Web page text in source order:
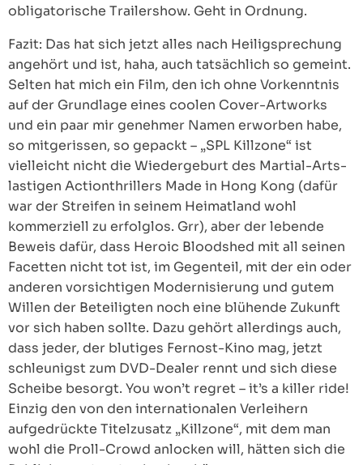
obligatorische Trailershow. Geht in Ordnung.
Fazit: Das hat sich jetzt alles nach Heiligsprechung
angehört und ist, haha, auch tatsächlich so gemeint.
Selten hat mich ein Film, den ich ohne Vorkenntnis
auf der Grundlage eines coolen Cover-Artworks
und ein paar mir genehmer Namen erworben habe,
so mitgerissen, so gepackt – „SPL Killzone“ ist
vielleicht nicht die Wiedergeburt des Martial-Arts-
lastigen Actionthrillers Made in Hong Kong (dafür
war der Streifen in seinem Heimatland wohl
kommerziell zu erfolglos. Grr), aber der lebende
Beweis dafür, dass Heroic Bloodshed mit all seinen
Facetten nicht tot ist, im Gegenteil, mit der ein oder
anderen vorsichtigen Modernisierung und gutem
Willen der Beteiligten noch eine blühende Zukunft
vor sich haben sollte. Dazu gehört allerdings auch,
dass jeder, der blutiges Fernost-Kino mag, jetzt
schleunigst zum DVD-Dealer rennt und sich diese
Scheibe besorgt. You won’t regret – it’s a killer ride!
Einzig den von den internationalen Verleihern
aufgedrückte Titelzusatz „Killzone“, mit dem man
wohl die Proll-Crowd anlocken will, hätten sich die